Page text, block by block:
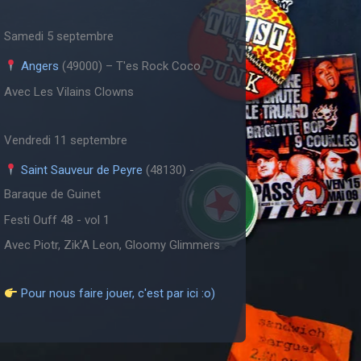
Samedi 5 septembre
Angers (49000) – T'es Rock Coco
Avec Les Vilains Clowns
Vendredi 11 septembre
Saint Sauveur de Peyre (48130) -
Baraque de Guinet
Festi Ouff 48 - vol 1
Avec Piotr, Zik'A Leon, Gloomy Glimmers
Pour nous faire jouer, c'est par ici :o)